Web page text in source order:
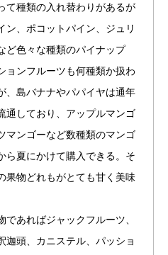
て種類の入れ替わりがあるが
ン、ポコットパイン、ジュリ
ど色々な種類のパイナップ
ョンフルーツも何種類か扱わ
、島バナナやパパイヤは通年
通しており、アップルマンゴ
マンゴーなど数種類のマンゴ
ら夏にかけて購入できる。そ
果物どれもがとても甘く美味
であればジャックフルーツ、
迦頭、カニステル、パッショ